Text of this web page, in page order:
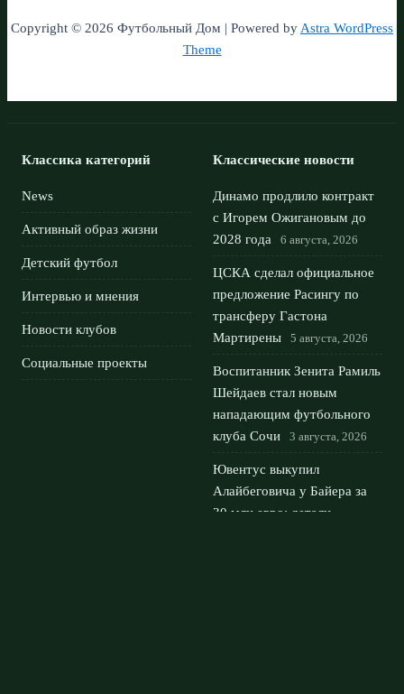
Copyright © 2026 Футбольный Дом | Powered byAstra WordPress
Theme
Классика категорий
News
Активный образ жизни
Детский футбол
Интервью и мнения
Новости клубов
Социальные проекты
Классические новости
Динамо продлило контракт
с Игорем Ожигановым до
2028 года
6 августа, 2026
ЦСКА сделал официальное
предложение Расингу по
трансферу Гастона
Мартирены
5 августа, 2026
Воспитанник Зенита Рамиль
Шейдаев стал новым
нападающим футбольного
клуба Сочи
3 августа, 2026
Ювентус выкупил
Алайбеговича у Байера за
30 млн евро: детали